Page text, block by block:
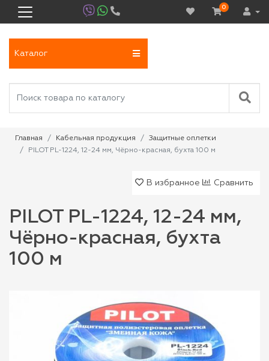
0
Каталог
Главная Кабельная продукция
Защитные оплетки
PILOT PL-1224, 12-24 мм, Чёрно-красная, бухта 100 м
В избранное Сравнить
PILOT PL-1224, 12-24 мм,
Чёрно-красная, бухта
100 м